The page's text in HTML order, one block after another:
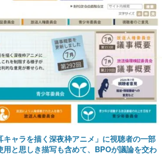
キャラを描く深夜枠アニメ」に視聴者の一部
と思しき描写も含めて、BPOが議論を交わ